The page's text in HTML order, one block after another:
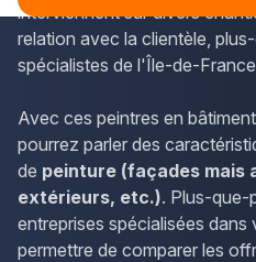
interviennent sur divers
relation avec la clientèle,
spécialistes de l'Île-de-
Avec ces peintres en
pourrez parler des
de peinture (façades mais
extérieurs, etc.). Plus-que-
entreprises spécialisées
permettre de comparer les